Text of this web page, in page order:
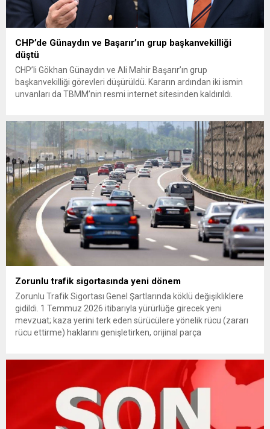
CHP’de Günaydın ve Başarır’ın grup başkanvekilliği
düştü
CHP’li Gökhan Günaydın ve Ali Mahir Başarır’ın grup
başkanvekilliği görevleri düşürüldü. Kararın ardından iki ismin
unvanları da TBMM’nin resmi internet sitesinden kaldırıldı.
çıkarma cezası uygulanmak üzere Yüksek Disiplin Kurulu’na
(YDK) sevk edilen ve partideki tüm görevlerinden...
Zorunlu trafik sigortasında yeni dönem
Zorunlu Trafik Sigortası Genel Şartlarında köklü değişikliklere
gidildi. 1 Temmuz 2026 itibarıyla yürürlüğe girecek yeni
mevzuat; kaza yerini terk eden sürücülere yönelik rücu (zararı
rücu ettirme) haklarını genişletirken, orijinal parça
getiriyor. Hazine Müsteşarlığına bağlı ilgili kurumlarca...